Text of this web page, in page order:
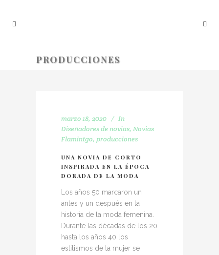
PRODUCCIONES
marzo 18, 2020
In
Diseñadores de novias, Novias
Flamintgo, producciones
UNA NOVIA DE CORTO
INSPIRADA EN LA ÉPOCA
DORADA DE LA MODA
Los años 50 marcaron un
antes y un después en la
historia de la moda femenina.
Durante las décadas de los 20
hasta los años 40 los
estilismos de la mujer se